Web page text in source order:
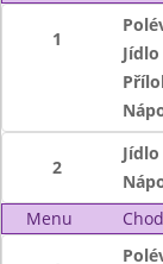
1
Jídlo
2
Jídlo
Menu
Chod